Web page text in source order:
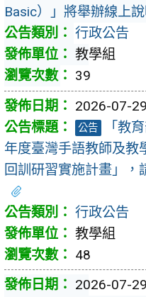
Basic）」將舉辦線上
行政公告
教學組
39
2026-07-29
公告
「教
年度臺灣手語教師及教
回訓研習實施計畫」，
行政公告
教學組
48
2026-07-29